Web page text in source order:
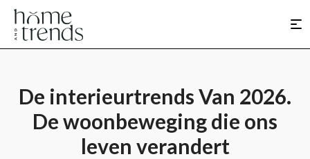
De interieurtrends Van 2026.
De woonbeweging die ons
leven verandert